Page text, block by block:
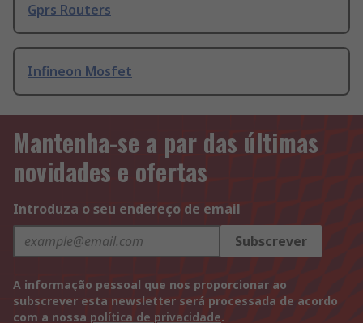
Gprs Routers
Infineon Mosfet
Mantenha-se a par das últimas
novidades e ofertas
Introduza o seu endereço de email
Subscrever
A informação pessoal que nos proporcionar ao
subscrever esta newsletter será processada de acordo
com a nossa política de privacidade.